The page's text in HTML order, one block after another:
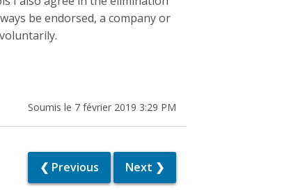
be endorsed, a company or
Soumis le 7 février 2019 3:29 PM
❮ Previous Next ❯